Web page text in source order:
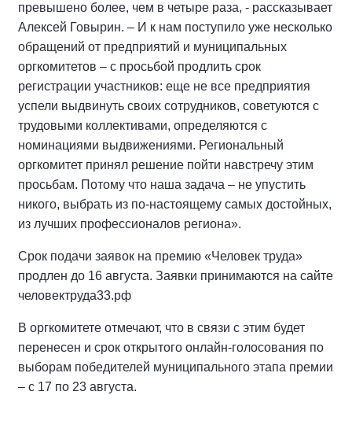
превышено более, чем в четыре раза, - рассказывает
Алексей Говырин. – И к нам поступило уже несколько
обращений от предприятий и муниципальных
оргкомитетов – с просьбой продлить срок
регистрации участников: еще не все предприятия
успели выдвинуть своих сотрудников, советуются с
трудовыми коллективами, определяются с
номинациями выдвижениями. Региональный
оргкомитет принял решение пойти навстречу этим
просьбам. Потому что наша задача – не упустить
никого, выбрать из по-настоящему самых достойных,
из лучших профессионалов региона».
Срок подачи заявок на премию «Человек труда»
продлен до 16 августа. Заявки принимаются на сайте
человектруда33.рф
В оргкомитете отмечают, что в связи с этим будет
перенесен и срок открытого онлайн-голосования по
выборам победителей муниципального этапа премии
– с 17 по 23 августа.